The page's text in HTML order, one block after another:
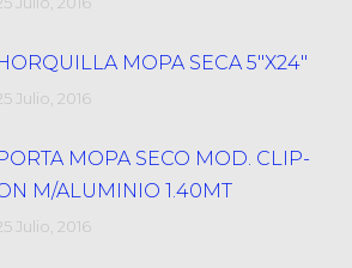
MOPA SECA 5″X24″
Julio, 2016
MOPA SECO MOD. CLIP-
M/ALUMINIO 1.40MT
Julio, 2016